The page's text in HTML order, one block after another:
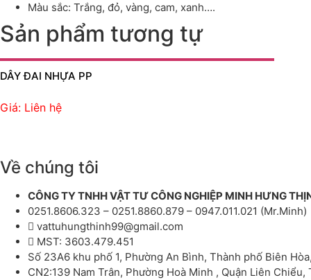
Màu sắc: Trắng, đỏ, vàng, cam, xanh….
Sản phẩm tương tự
DÂY ĐAI NHỰA PP
Giá: Liên hệ
Về chúng tôi
CÔNG TY TNHH VẬT TƯ CÔNG NGHIỆP MINH HƯNG
0251.8606.323 – 0251.8860.879 – 0947.011.021 (Mr.Minh)
vattuhungthinh99@gmail.com
MST: 3603.479.451
Số 23A6 khu phố 1, Phường An Bình, Thành phố Biên
CN2:139 Nam Trân, Phường Hoà Minh , Quận Liên Chiểu,